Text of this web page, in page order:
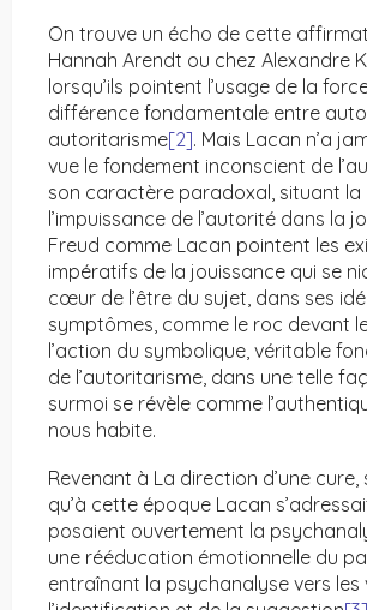
On trouve un écho de cette
Hannah Arendt ou chez Alexandre
lorsqu’ils pointent l’usage de la
différence fondamentale entre
autoritarisme[2]. Mais Lacan n’a
vue le fondement inconscient de
son caractère paradoxal, situant la
l’impuissance de l’autorité dans la
Freud comme Lacan pointent les
impératifs de la jouissance qui se
cœur de l’être du sujet, dans ses
symptômes, comme le roc devant
l’action du symbolique, véritable
de l’autoritarisme, dans une telle
surmoi se révèle comme
nous habite.
Revenant à La direction d’une cure,
qu’à cette époque Lacan
posaient ouvertement la
une rééducation émotionnelle du
entraînant la psychanalyse vers les